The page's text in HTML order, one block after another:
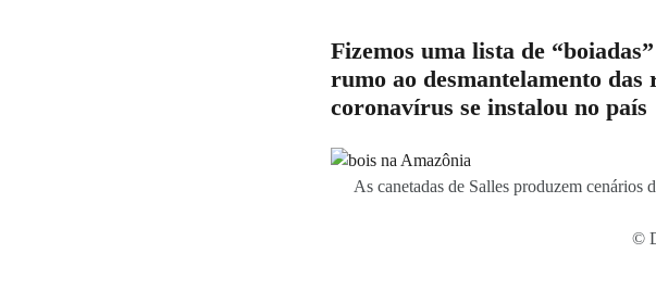
Fizemos uma lista de
rumo ao desmantelamento das
coronavírus se instalou no país
As canetadas de Salles produzem cenários
©